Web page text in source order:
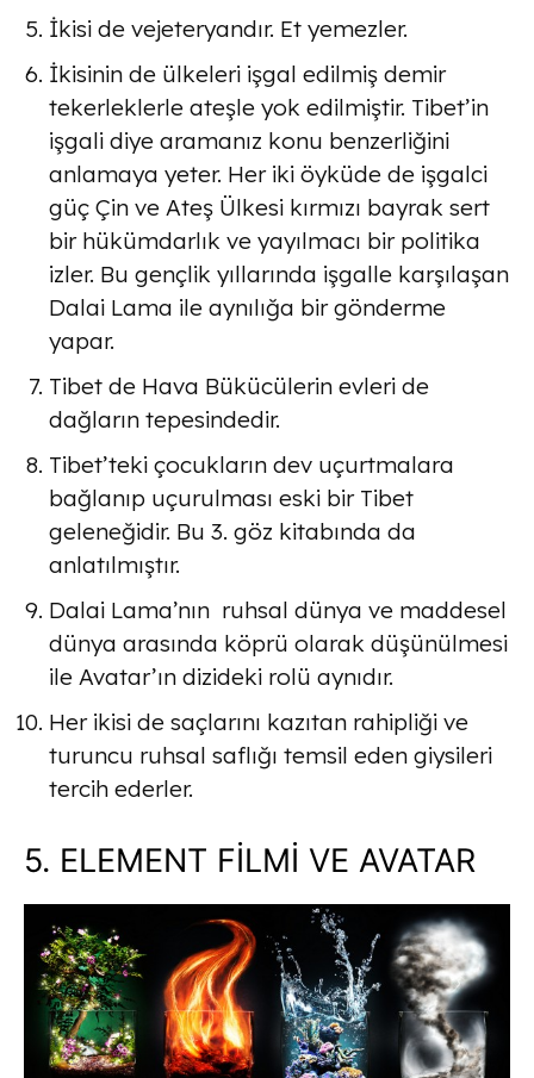
İkisi de vejeteryandır. Et yemezler.
İkisinin de ülkeleri işgal edilmiş demir
tekerleklerle ateşle yok edilmiştir. Tibet’in
işgali diye aramanız konu benzerliğini
anlamaya yeter. Her iki öyküde de işgalci
güç Çin ve Ateş Ülkesi kırmızı bayrak sert
bir hükümdarlık ve yayılmacı bir politika
izler. Bu gençlik yıllarında işgalle karşılaşan
Dalai Lama ile aynılığa bir gönderme
yapar.
Tibet de Hava Bükücülerin evleri de
dağların tepesindedir.
Tibet’teki çocukların dev uçurtmalara
bağlanıp uçurulması eski bir Tibet
geleneğidir. Bu 3. göz kitabında da
anlatılmıştır.
Dalai Lama’nın ruhsal dünya ve maddesel
dünya arasında köprü olarak düşünülmesi
ile Avatar’ın dizideki rolü aynıdır.
Her ikisi de saçlarını kazıtan rahipliği ve
turuncu ruhsal saflığı temsil eden giysileri
tercih ederler.
5. ELEMENT FİLMİ VE AVATAR